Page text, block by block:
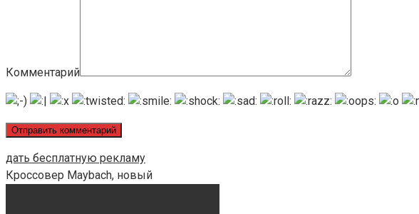
Комментарий
дать бесплатную рекламу
Кроссовер Maybach, новый